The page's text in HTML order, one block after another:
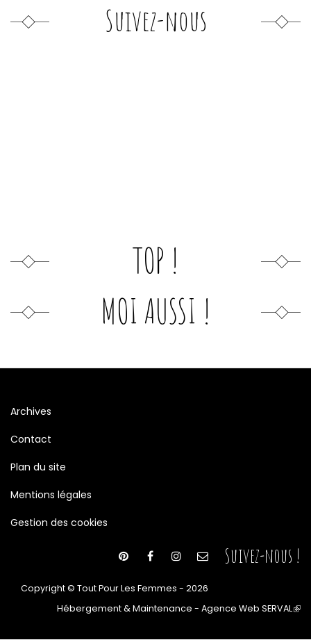
Suivez-nous
TOP !
MOI AUSSI !
Archives
Contact
Plan du site
Mentions légales
Gestion des cookies
Suivez-nous !
Copyright © Tout Pour Les Femmes - 2026
Hébergement & Maintenance - Agence Web SERVAL(le